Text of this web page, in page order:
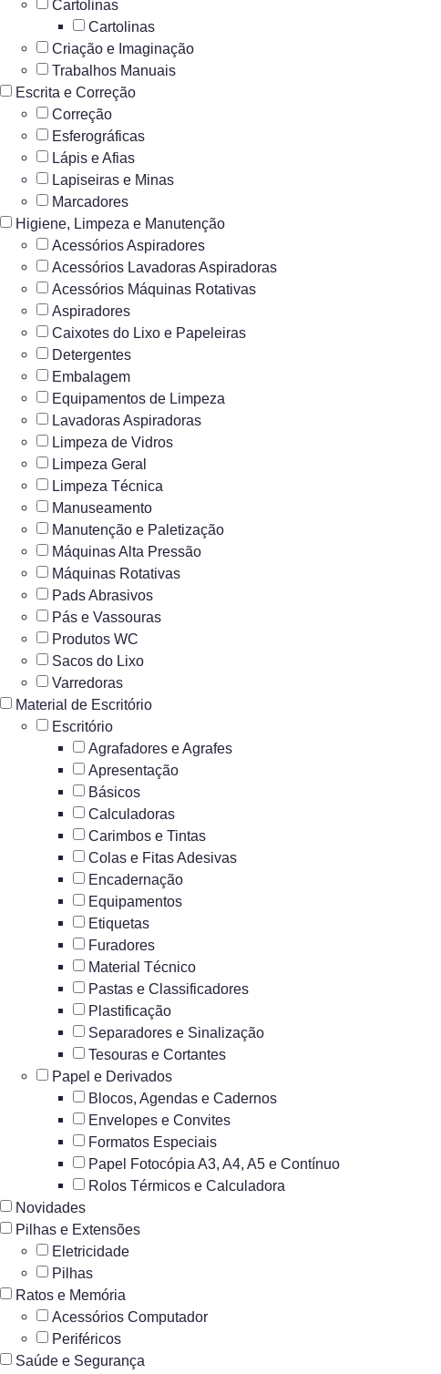
Cartolinas
Cartolinas
Criação e Imaginação
Trabalhos Manuais
Escrita e Correção
Correção
Esferográficas
Lápis e Afias
Lapiseiras e Minas
Marcadores
Higiene, Limpeza e Manutenção
Acessórios Aspiradores
Acessórios Lavadoras Aspiradoras
Acessórios Máquinas Rotativas
Aspiradores
Caixotes do Lixo e Papeleiras
Detergentes
Embalagem
Equipamentos de Limpeza
Lavadoras Aspiradoras
Limpeza de Vidros
Limpeza Geral
Limpeza Técnica
Manuseamento
Manutenção e Paletização
Máquinas Alta Pressão
Máquinas Rotativas
Pads Abrasivos
Pás e Vassouras
Produtos WC
Sacos do Lixo
Varredoras
Material de Escritório
Escritório
Agrafadores e Agrafes
Apresentação
Básicos
Calculadoras
Carimbos e Tintas
Colas e Fitas Adesivas
Encadernação
Equipamentos
Etiquetas
Furadores
Material Técnico
Pastas e Classificadores
Plastificação
Separadores e Sinalização
Tesouras e Cortantes
Papel e Derivados
Blocos, Agendas e Cadernos
Envelopes e Convites
Formatos Especiais
Papel Fotocópia A3, A4, A5 e Contínuo
Rolos Térmicos e Calculadora
Novidades
Pilhas e Extensões
Eletricidade
Pilhas
Ratos e Memória
Acessórios Computador
Periféricos
Saúde e Segurança